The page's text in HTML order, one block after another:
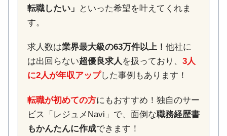
転職したい」 といった希望を叶えてくれま
す。
求人数は業界最大級の63万件以上！ 他社に
は出回らない超優良求人を扱っており、 3人
に2人が年収アップした事例もあります！
転職が初めての方にもおすすめ！独自のサー
ビス「レジュメNavi」で、面倒な職務経歴書
もかんたんに作成できます！